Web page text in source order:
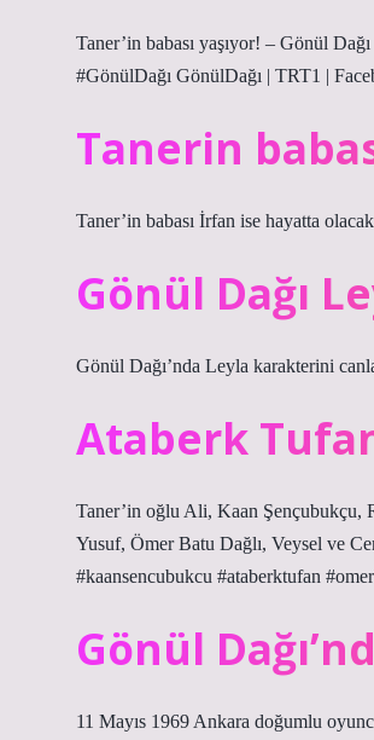
Taner’in babası yaşıyor! – Gönül
#GönülDağı GönülDağı | TRT1 |
Tanerin
Taner’in babası İrfan ise hayatta
Gönül Dağı
Gönül Dağı’nda Leyla karakterini
Ataberk
Taner’in oğlu Ali, Kaan Şençubukçu,
Yusuf, Ömer Batu Dağlı, Veysel ve
#kaansencubukcu #ataberktufan
Gönül
11 Mayıs 1969 Ankara doğumlu